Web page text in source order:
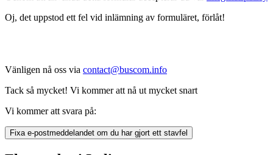
Oj, det uppstod ett fel vid inlämning av formuläret, förlåt!
Vänligen nå oss via contact@buscom.info
Tack så mycket! Vi kommer att nå ut mycket snart
Vi kommer att svara på:
Fixa e-postmeddelandet om du har gjort ett stavfel